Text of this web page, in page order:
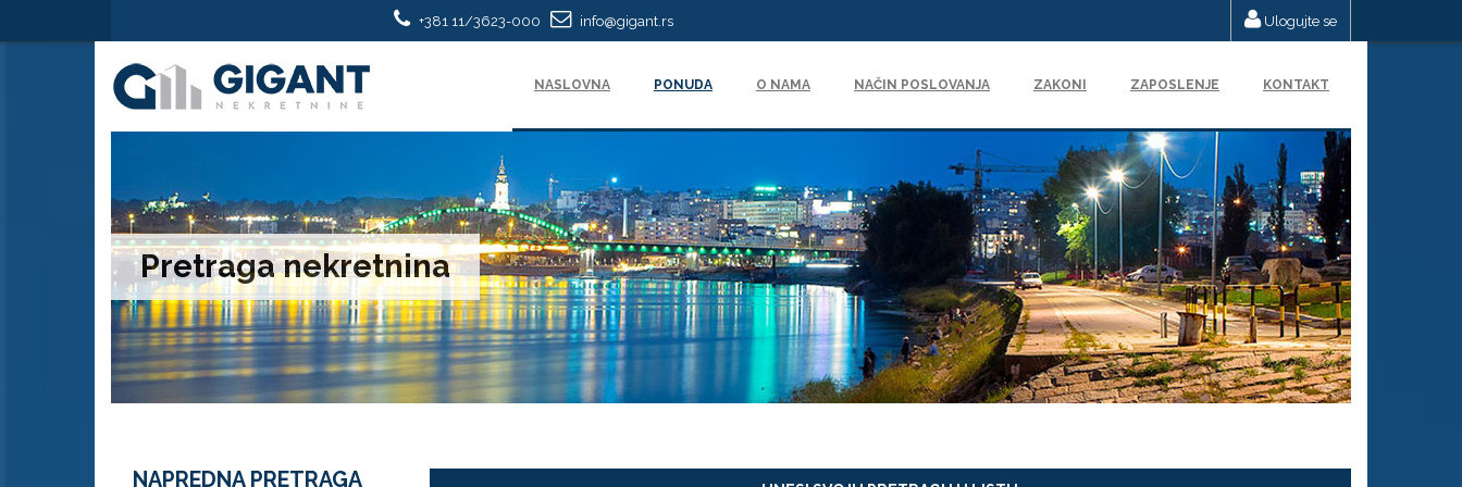
+381 11/3623-000 info@gigant.rs Ulogujte se
NASLOVNA PONUDA O NAMA NAČIN POSLOVANJA ZAKONI ZAPOSLENJE KONTAKT
Pretraga nekretnina
NAPREDNA PRETRAGA